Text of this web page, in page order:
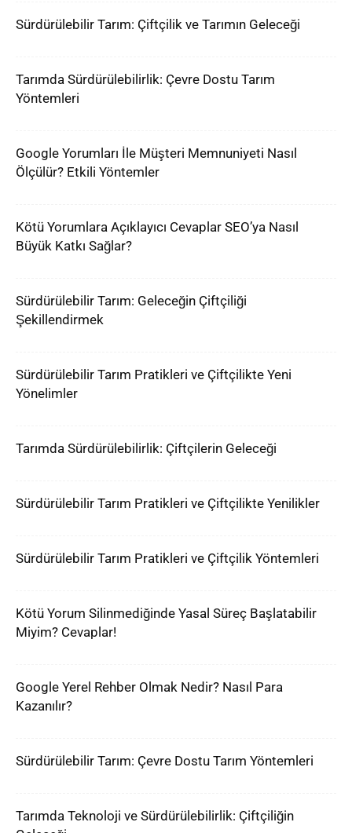
Sürdürülebilir Tarım: Çiftçilik ve Tarımın Geleceği
Tarımda Sürdürülebilirlik: Çevre Dostu Tarım
Yöntemleri
Google Yorumları İle Müşteri Memnuniyeti Nasıl
Ölçülür? Etkili Yöntemler
Kötü Yorumlara Açıklayıcı Cevaplar SEO’ya Nasıl
Büyük Katkı Sağlar?
Sürdürülebilir Tarım: Geleceğin Çiftçiliği
Şekillendirmek
Sürdürülebilir Tarım Pratikleri ve Çiftçilikte Yeni
Yönelimler
Tarımda Sürdürülebilirlik: Çiftçilerin Geleceği
Sürdürülebilir Tarım Pratikleri ve Çiftçilikte Yenilikler
Sürdürülebilir Tarım Pratikleri ve Çiftçilik Yöntemleri
Kötü Yorum Silinmediğinde Yasal Süreç Başlatabilir
Miyim? Cevaplar!
Google Yerel Rehber Olmak Nedir? Nasıl Para
Kazanılır?
Sürdürülebilir Tarım: Çevre Dostu Tarım Yöntemleri
Tarımda Teknoloji ve Sürdürülebilirlik: Çiftçiliğin